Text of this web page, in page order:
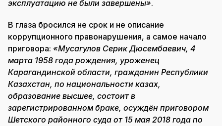
эксплуатацию не были завершены».
В глаза бросился не срок и не описание
коррупционного правонарушения, а самое начало
приговора: «Мусагулов Серик Дюсембаевич, 4
марта 1958 года рождения, уроженец
Карагандинской области, гражданин Республики
Казахстан, по национальности казах,
образование высшее, состоит в
зарегистрированном браке, осуждён приговором
Шетского районного суда от 15 мая 2018 года по